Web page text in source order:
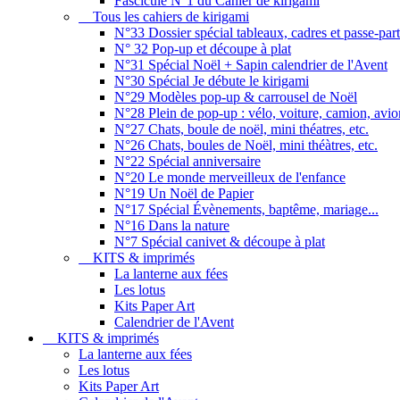
Tous les cahiers de kirigami
N°33 Dossier spécial tableaux, cadres et passe-
N° 32 Pop-up et découpe à plat
N°31 Spécial Noël + Sapin calendrier de l'Avent
N°30 Spécial Je débute le kirigami
N°29 Modèles pop-up & carrousel de Noël
N°28 Plein de pop-up : vélo, voiture, camion,
N°27 Chats, boule de noël, mini théatres, etc.
N°26 Chats, boules de Noël, mini théàtres, etc.
N°22 Spécial anniversaire
N°20 Le monde merveilleux de l'enfance
N°19 Un Noël de Papier
N°17 Spécial Évènements, baptême, mariage...
N°16 Dans la nature
N°7 Spécial canivet & découpe à plat
KITS & imprimés
La lanterne aux fées
Les lotus
Kits Paper Art
Calendrier de l'Avent
KITS & imprimés
La lanterne aux fées
Les lotus
Kits Paper Art